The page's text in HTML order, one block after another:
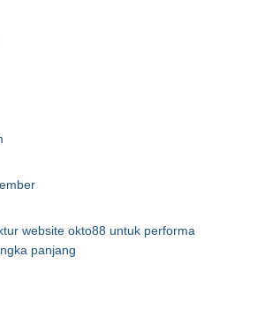
website okto88 untuk performa
panjang